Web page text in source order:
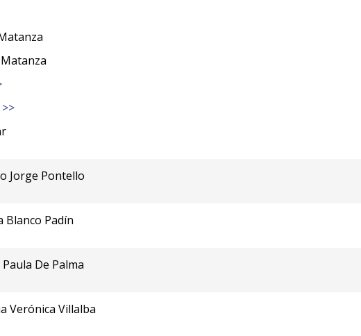
Jorge Pontello
Blanco Padín
De Palma
Verónica Villalba